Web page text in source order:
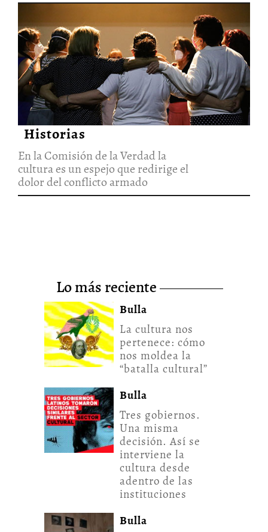
En la Comisión de la Verdad la
cultura es un espejo que
redirige el dolor del conflicto
armado
Historias
En la Comisión de la Verdad la
cultura es un espejo que redirige el
dolor del conflicto armado
lo más reciente
Bulla
La cultura nos
pertenece: cómo
nos moldea la
“batalla cultural”
Bulla
Tres gobiernos.
Una misma
decisión. Así se
interviene la
cultura desde
adentro de las
instituciones
Bulla